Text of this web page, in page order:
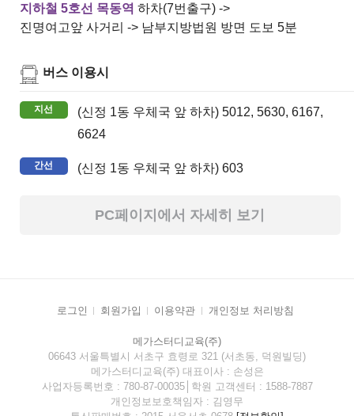
지하철 5호선 목동역 하차(7번출구) ->
진명여고앞 사거리 -> 남부지방법원 방면 도보 5분
버스 이용시
지선
(신정 1동 우체국 앞 하차) 5012, 5630, 6167,
6624
간선 (신정 1동 우체국 앞 하차) 603
PC페이지에서 자세히 보기
로그인 회원가입 이용약관 개인정보 처리방침
메가스터디교육(주)
06643 서울특별시 서초구 효령로 321 (서초동, 덕원빌딩)
메가스터디교육(주) 대표이사 : 손성은
사업자등록번호 : 780-87-00035│학원 고객센터 : 1588-7887
개인정보보호책임자 : 김영무